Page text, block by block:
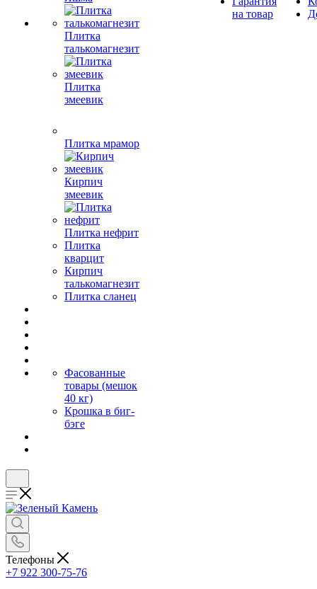
Плитка
талькомагнезит
Плитка
змеевик
Плитка мрамор
Кирпич
змеевик
Плитка нефрит
Плитка
кварцит
Кирпич
талькомагнезит
Плитка сланец
Фасованные
товары (мешок
40 кг)
Крошка в биг-
бэге
на товар
Телефоны
+7 922 300-75-76